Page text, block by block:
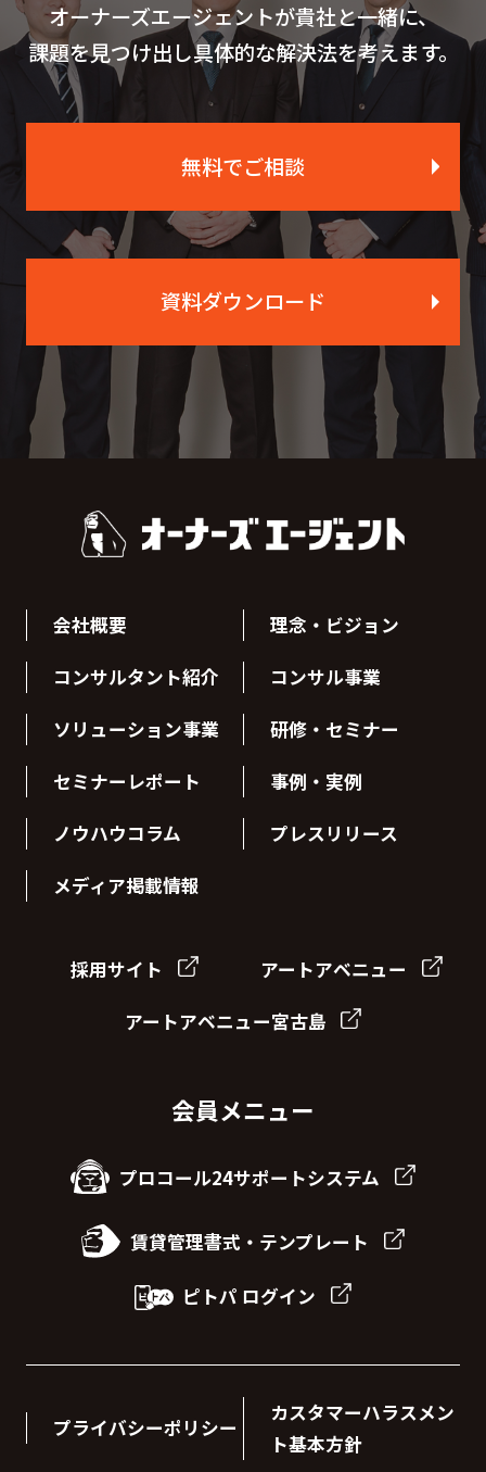
オーナーズエージェントが貴社と一緒に、
課題を見つけ出し具体的な解決法を考えます。
無料でご相談
資料ダウンロード
会社概要 理念・ビジョン
コンサルタント紹介 コンサル事業
ソリューション事業 研修・セミナー
セミナーレポート 事例・実例
ノウハウコラム プレスリリース
メディア掲載情報
採用サイト アートアベニュー
アートアベニュー宮古島
会員メニュー
プロコール24サポートシステム
賃貸管理書式・テンプレート
ピトパ ログイン
プライバシーポリシー
カスタマーハラスメン
ト基本方針